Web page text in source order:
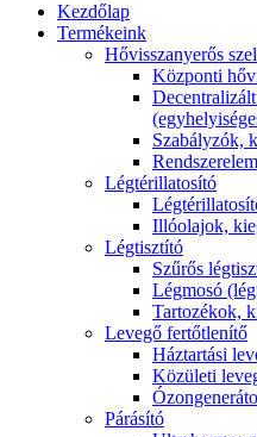
Kezdőlap
Termékeink
Hővisszanyerős
Központi
Szabályzók,
Légtérillatosító
Illóolajok,
Légtisztító
Szűrős
Légmosó
Tartozékok,
Levegő fertőtlenítő
Háztartási
Közületi
Párásító